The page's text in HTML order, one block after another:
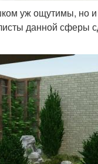
уж ощутимы, но
данной сферы